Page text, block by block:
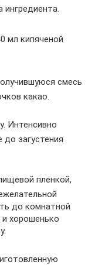
мл кипяченой
смесь
какао.
Интенсивно
загустения
пленкой,
до комнатной
хорошенько